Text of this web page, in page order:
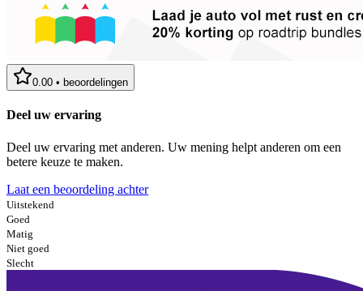
0.00 • beoordelingen
Deel uw ervaring
Deel uw ervaring met anderen. Uw mening helpt anderen om een
betere keuze te maken.
Laat een beoordeling achter
Uitstekend
Goed
Matig
Niet goed
Slecht